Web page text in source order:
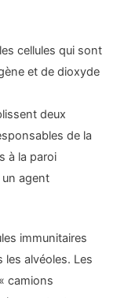
cellules qui sont
et de dioxyde
deux
de la
à la paroi
agent
immunitaires
les alvéoles. Les
camions